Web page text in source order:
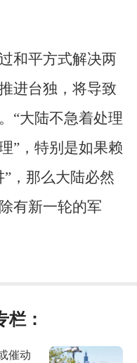
和平方式解决两
进台独，将导致
“大陆不急着处理
”，特别是如果赖
，那么大陆必然
有新一轮的军
栏：
催动